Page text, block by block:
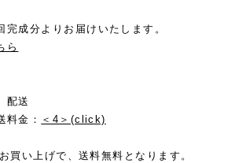
完成分よりお届けいたします。
ら
配送
料金： ＜4＞(click)
買い上げで、送料無料となります。